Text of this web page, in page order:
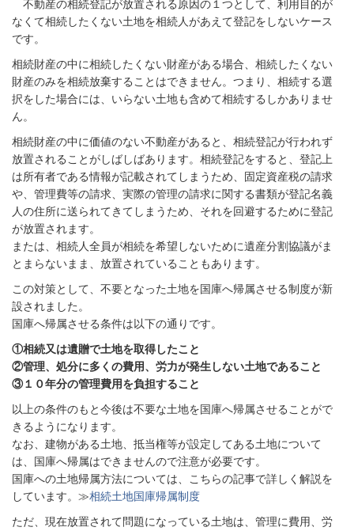
不動産の相続登記が放置される原因の１つとして、利用目的が
なくて相続したくない土地を相続人があえて登記をしないケース
です。
相続財産の中に相続したくない財産がある場合、相続したくない
財産のみを相続放棄することはできません。つまり、相続する選
択をした場合には、いらない土地も含めて相続するしかありませ
ん。
相続財産の中に価値のない不動産があると、相続登記が行われず
放置されることがしばしばあります。相続登記をすると、登記上
は所有者である情報が記載されてしまうため、固定資産税の請求
や、管理費等の請求、実際の管理の請求に関する書類が登記名義
人の住所に送られてきてしまうため、それを回避するために登記
が放置されます。
または、相続人全員が相続を希望しないために遺産分割協議がま
とまらないまま、放置されていることもあります。
この対策として、不要となった土地を国庫へ帰属させる制度が新
設されました。
国庫へ帰属させる条件は以下の通りです。
①相続又は遺贈で土地を取得したこと
②管理、処分に多くの費用、労力が発生しない土地であること
③１０年分の管理費用を負担すること
以上の条件のもと今後は不要な土地を国庫へ帰属させることがで
きるようになります。
なお、建物がある土地、抵当権等が設定してある土地について
は、国庫へ帰属はできませんので注意が必要です。
国庫への土地帰属方法については、こちらの記事で詳しく解説を
しています。≫相続土地国庫帰属制度
ただ、現在放置されて問題になっている土地は、管理に費用、労